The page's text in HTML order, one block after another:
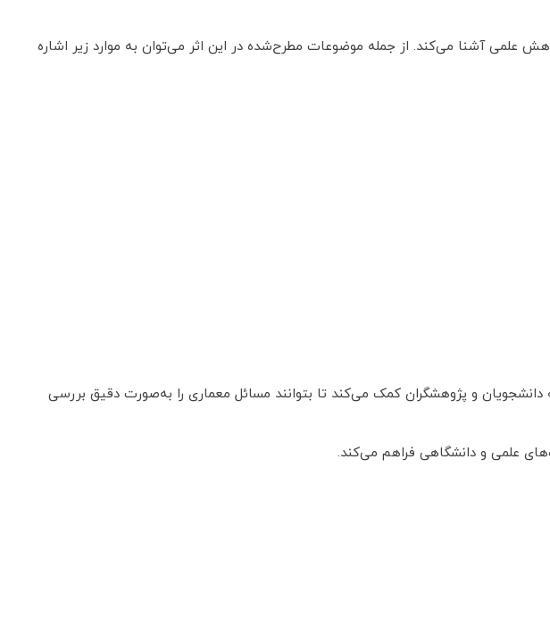
علمی آشنا می‌کند. از جمله موضوعات مطرح‌شده در این اثر می‌توان به موارد زیر اشاره
و پژوهشگران کمک می‌کند تا بتوانند مسائل معماری را به‌صورت دقیق بررسی
علمی و دانشگاهی فراهم می‌کند.